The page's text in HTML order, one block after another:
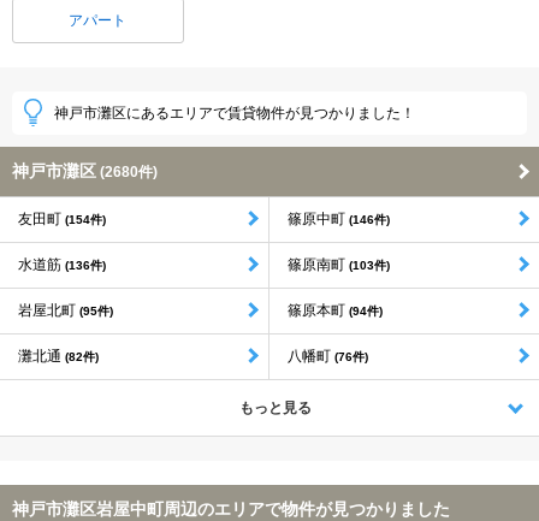
アパート
神戸市灘区にあるエリアで賃貸物件が見つかりました！
神戸市灘区 (2680件)
友田町 (154件) 篠原中町 (146件)
水道筋 (136件) 篠原南町 (103件)
岩屋北町 (95件) 篠原本町 (94件)
灘北通 (82件) 八幡町 (76件)
もっと見る
神戸市灘区岩屋中町周辺のエリアで物件が見つかりました